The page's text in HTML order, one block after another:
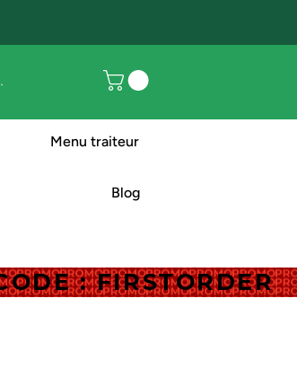
Menu traiteur
Blog
: FIRSTORDER
: FIRSTORDER